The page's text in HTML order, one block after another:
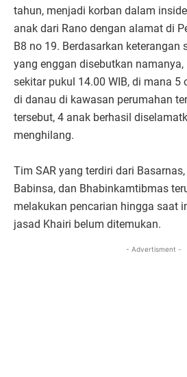
tahun, menjadi korban dalam
anak dari Rano dengan alamat di
B8 no 19. Berdasarkan keterangan
yang enggan disebutkan
sekitar pukul 14.00 WIB, di mana 5
di danau di kawasan perumahan
tersebut, 4 anak berhasil
menghilang.
Tim SAR yang terdiri dari Basarnas,
Babinsa, dan Bhabinkamtibmas
melakukan pencarian hingga saat
jasad Khairi belum ditemukan.
- Advertisment -